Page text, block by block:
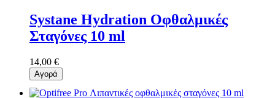
Systane Hydration Οφθαλμικές
Σταγόνες 10 ml
14,00 €
Αγορά